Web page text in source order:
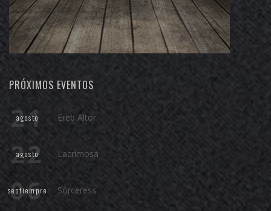
PRÓXIMOS EVENTOS
21
agosto Ereb Altor
22
agosto Lacrimosa
06
septiempre Sörceress